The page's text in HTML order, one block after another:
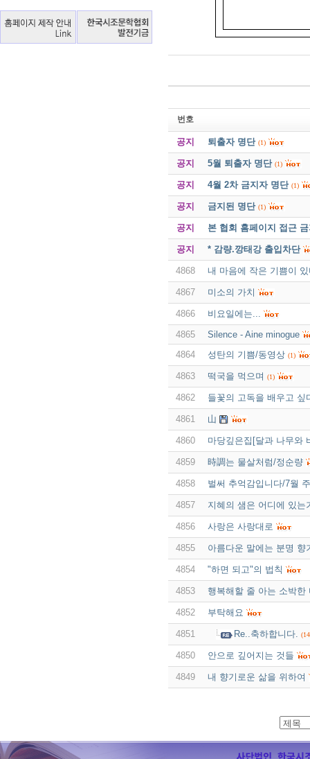
번호
공지 퇴출자 명단 (1)
공지 5월 퇴출자 명단 (1)
공지 4월 2차 금지자 명단 (1)
공지 금지된 명단 (1)
공지 본 협회 홈페이지 접근
공지 * 감량.깡태강 출입차단
4868 내 마음에 작은 기쁨이
4867 미소의 가치
4866
비요일에는...
4865
Silence - Aine minogue
4864
성탄의 기쁨/동영상 (1)
4863 떡국을 먹으며 (1)
4862 들꽃의 고독을 배우고 싶
4861 山
4860 마당깊은집[달과 나무와
4859 時調는 물살처럼/정순량
4858 벌써 추억감입니다/7월
4857 지혜의 샘은 어디에 있는
4856 사랑은 사랑대로
4855 아름다운 말에는 분명 향
4854 "하면 되고"의 법칙
4853 행복해할 줄 아는 소박한
4852 부탁해요
4851 Re..축하합니다.
4850 안으로 깊어지는 것들
4849 내 향기로운 삶을 위하여